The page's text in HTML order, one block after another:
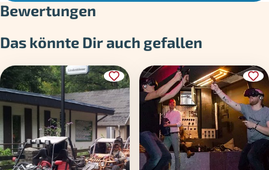
Bewertungen
Das könnte Dir auch gefallen